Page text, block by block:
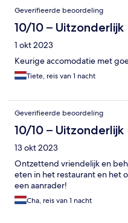
Geverifieerde beoordeling
10/10 – Uitzonderlijk
1 okt 2023
Keurige accomodatie met
Tiete, reis van 1 nacht
Geverifieerde beoordeling
10/10 – Uitzonderlijk
13 okt 2023
Ontzettend vriendelijk en
eten in het restaurant en het
een aanrader!
Cha, reis van 1 nacht